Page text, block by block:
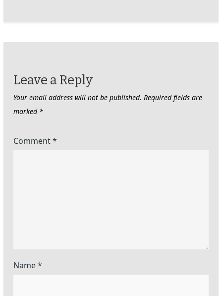
Leave a Reply
Your email address will not be published. Required fields are
marked *
Comment*
Name*